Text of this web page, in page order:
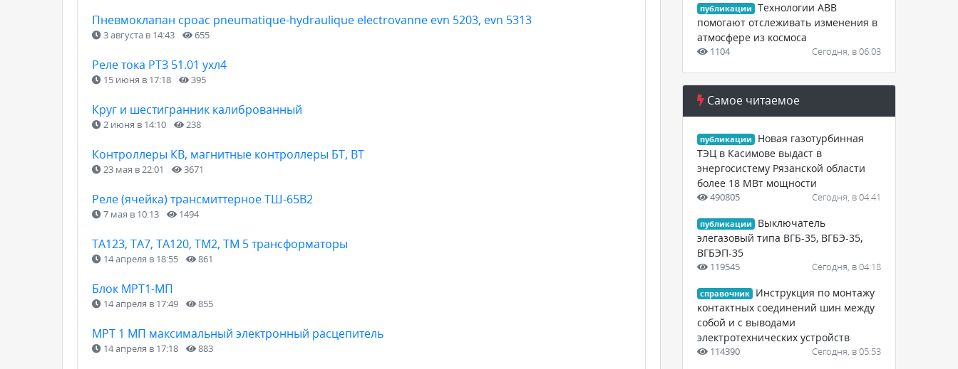
Пневмоклапан сроас pneumatique-hydraulique electrovanne evn 5203, evn 5313
3 августа в 14:43 655
Реле тока РТЗ 51.01 ухл4
15 июня в 17:18 395
Круг и шестигранник калиброванный
2 июня в 14:10 238
Контроллеры КВ, магнитные контроллеры БТ, ВТ
23 мая в 22:01 3671
Реле (ячейка) трансмиттерное ТШ-65В2
7 мая в 10:13 1494
ТА123, ТА7, ТА120, ТМ2, ТМ 5 трансформаторы
14 апреля в 18:55 861
Блок МРТ1-МП
14 апреля в 17:49 855
МРТ 1 МП максимальный электронный расцепитель
14 апреля в 17:18 883
публикации
Технологии ABB
помогают отслеживать изменения в
атмосфере из космоса
1104 Сегодня, в 06:03
Самое читаемое
публикации
Новая газотурбинная
ТЭЦ в Касимове выдаст в
энергосистему Рязанской области
более 18 МВт мощности
490805 Сегодня, в 04:41
публикации
Выключатель
элегазовый типа ВГБ-35, ВГБЭ-35,
ВГБЭП-35
119545 Сегодня, в 04:18
справочник
Инструкция по монтажу
контактных соединений шин между
собой и с выводами
электротехнических устройств
114390 Сегодня, в 05:53